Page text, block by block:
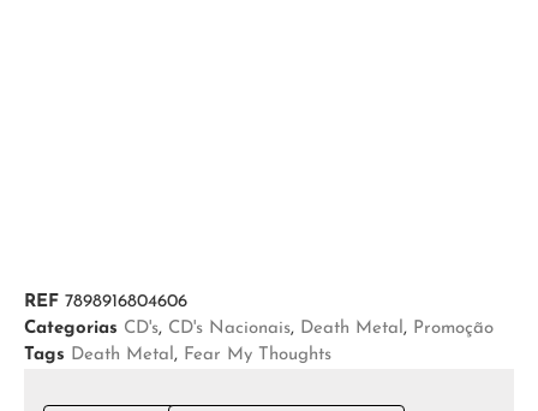
REF 7898916804606
Categorias CD's, CD's Nacionais, Death Metal , Promoção
Tags Death Metal , Fear My Thoughts